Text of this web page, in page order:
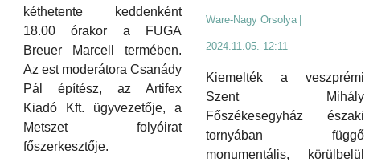
kéthetente keddenként
18.00 órakor a FUGA
Breuer Marcell termében.
Az est moderátora Csanády
Pál építész, az Artifex
Kiadó Kft. ügyvezetője, a
Metszet folyóirat
főszerkesztője.
Ware-Nagy Orsolya |
2024.11.05. 12:11
Kiemelték a veszprémi
Szent Mihály
Főszékesegyház északi
tornyában függő
monumentális, körülbelül